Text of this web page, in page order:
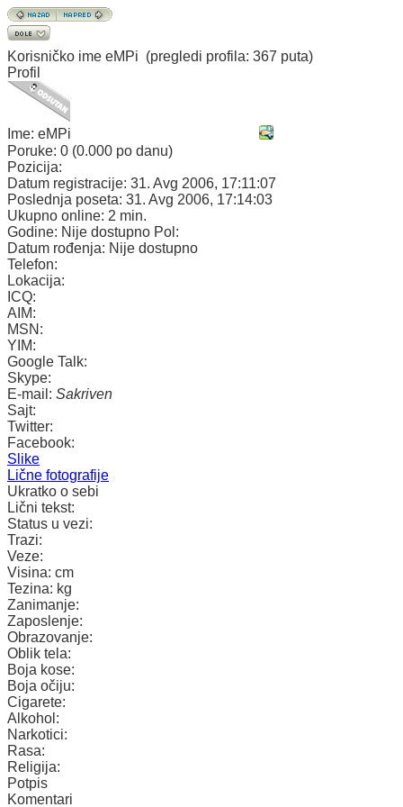
Korisničko ime eMPi (pregledi profila: 367 puta)
Profil
Ime: eMPi
Poruke: 0 (0.000 po danu)
Pozicija:
Datum registracije: 31. Avg 2006, 17:11:07
Poslednja poseta: 31. Avg 2006, 17:14:03
Ukupno online: 2 min.
Godine: Nije dostupno Pol:
Datum rođenja: Nije dostupno
Telefon:
Lokacija:
ICQ:
AIM:
MSN:
YIM:
Google Talk:
Skype:
E-mail: Sakriven
Sajt:
Twitter:
Facebook:
Slike
Lične fotografije
Ukratko o sebi
Lični tekst:
Status u vezi:
Trazi:
Veze:
Visina: cm
Tezina: kg
Zanimanje:
Zaposlenje:
Obrazovanje:
Oblik tela:
Boja kose:
Boja očiju:
Cigarete:
Alkohol:
Narkotici:
Rasa:
Religija:
Potpis
Komentari